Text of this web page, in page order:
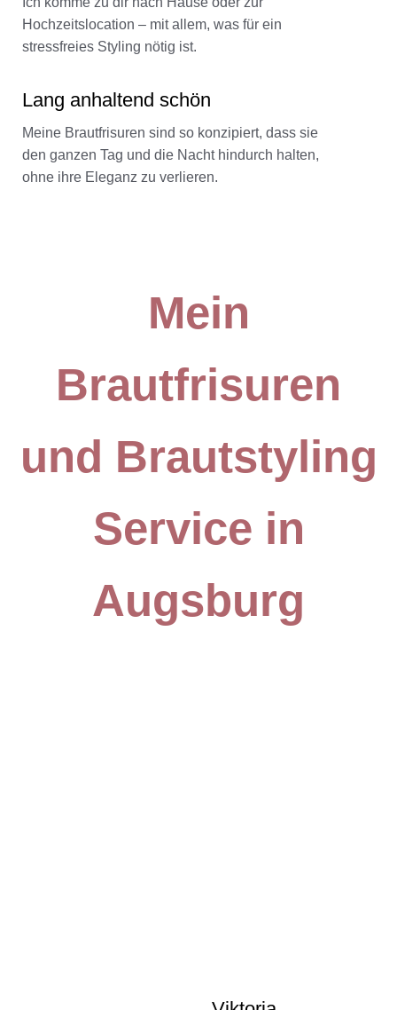
Hochzeitslocation – mit allem, was für ein
stressfreies Styling nötig ist.
Lang anhaltend schön
Meine Brautfrisuren sind so konzipiert, dass sie
den ganzen Tag und die Nacht hindurch halten,
ohne ihre Eleganz zu verlieren.
Mein
Brautfrisuren
und Brautstyling
Service in
Augsburg